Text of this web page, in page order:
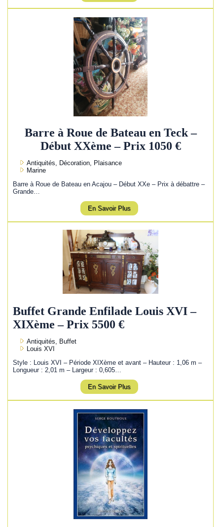
Barre à Roue de Bateau en Teck –
Début XXème – Prix 1050 €
Antiquités, Décoration, Plaisance
Marine
Barre à Roue de Bateau en Acajou – Début XXe – Prix à débattre –
Grande…
En Savoir Plus
Buffet Grande Enfilade Louis XVI –
XIXème – Prix 5500 €
Antiquités, Buffet
Louis XVI
Style : Louis XVI – Période XIXème et avant – Hauteur : 1,06 m –
Longueur : 2,01 m – Largeur : 0,605…
En Savoir Plus